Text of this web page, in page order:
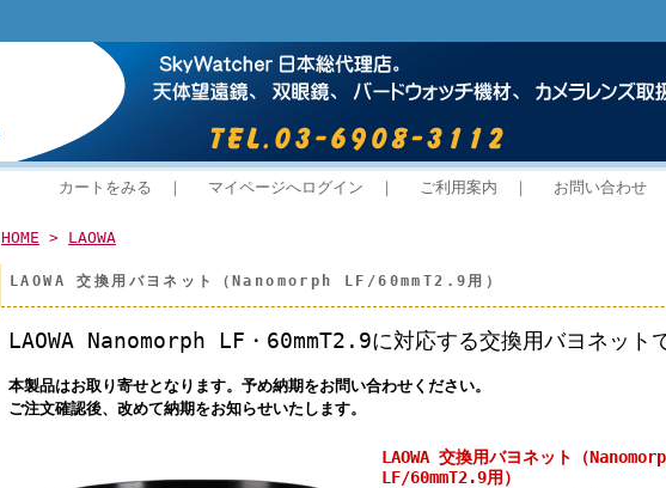
カートをみる ｜ マイページへログイン ｜ ご利用案内 ｜ お問い合わせ
HOME > LAOWA
LAOWA 交換用バヨネット（Nanomorph LF/60mmT2.9用）
LAOWA Nanomorph LF・60mmT2.9に対応する交換用バヨネット
本製品はお取り寄せとなります。予め納期をお問い合わせください。
ご注文確認後、改めて納期をお知らせいたします。
LAOWA 交換用バヨネット（
LF/60mmT2.9用）